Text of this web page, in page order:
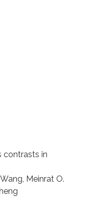
contrasts in
Meinrat O.